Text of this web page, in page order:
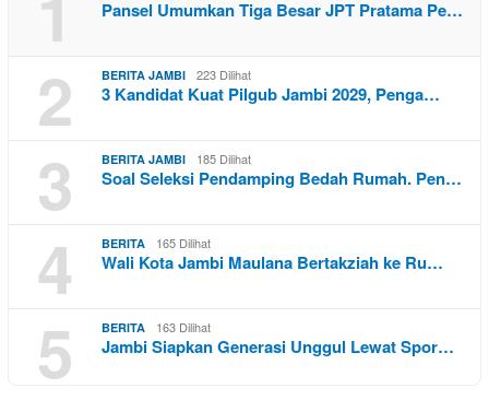
Pansel Umumkan Tiga Besar JPT Pratama Pe…
2 BERITA JAMBI 223 Dilihat
3 Kandidat Kuat Pilgub Jambi 2029, Penga…
3 BERITA JAMBI 185 Dilihat
Soal Seleksi Pendamping Bedah Rumah. Pen…
4 BERITA 165 Dilihat
Wali Kota Jambi Maulana Bertakziah ke Ru…
5 BERITA 163 Dilihat
Jambi Siapkan Generasi Unggul Lewat Spor…